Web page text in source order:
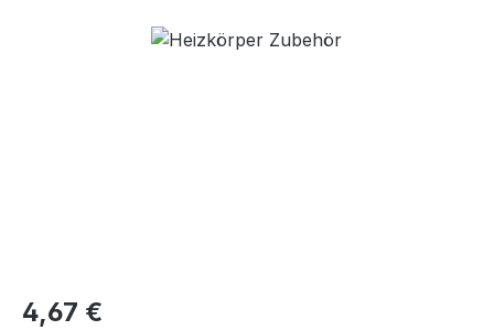
Bildergalerie überspringen
Regulärer Preis:
4,67 €